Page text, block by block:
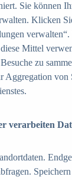
in
nach Alter
2016-2025
Daten & Fakten
Sie können
Klicken
verwalten“.
Mittel
zu
Aggregation von
verarbeiten